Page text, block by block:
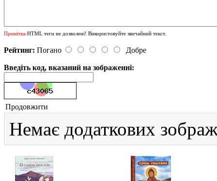
Примітка:HTML теги не дозволені! Використовуйте звичайний текст.
Рейтинг: Погано Добре
Введіть код, вказаний на зображенні:
Продовжити
Немає додаткових